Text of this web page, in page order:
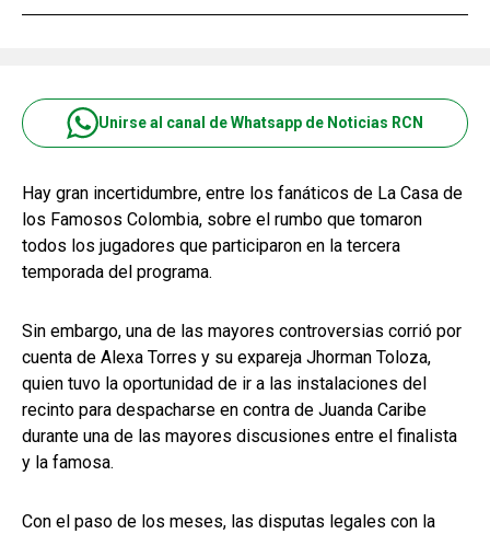
Unirse al canal de Whatsapp de Noticias RCN
Hay gran incertidumbre, entre los fanáticos de La Casa de
los Famosos Colombia, sobre el rumbo que tomaron
todos los jugadores que participaron en la tercera
temporada del programa.
Sin embargo, una de las mayores controversias corrió por
cuenta de Alexa Torres y su expareja Jhorman Toloza,
quien tuvo la oportunidad de ir a las instalaciones del
recinto para despacharse en contra de Juanda Caribe
durante una de las mayores discusiones entre el finalista
y la famosa.
Con el paso de los meses, las disputas legales con la